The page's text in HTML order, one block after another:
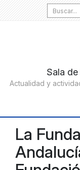
Search
for:
La